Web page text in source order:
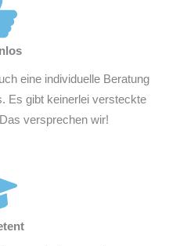
eine individuelle Beratung
Es gibt keinerlei versteckte
versprechen wir!